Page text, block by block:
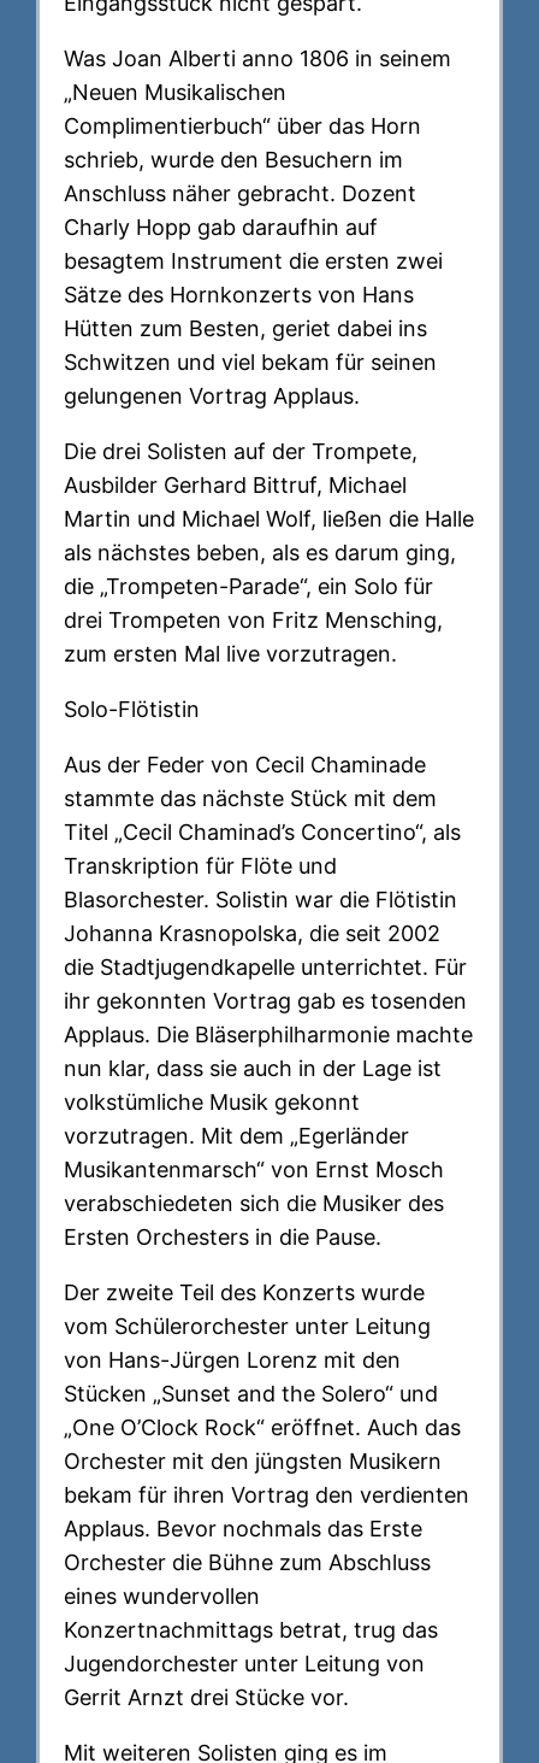
Was Joan Alberti anno 1806 in seinem
„Neuen Musikalischen
Complimentierbuch“ über das Horn
schrieb, wurde den Besuchern im
Anschluss näher gebracht. Dozent
Charly Hopp gab daraufhin auf
besagtem Instrument die ersten zwei
Sätze des Hornkonzerts von Hans
Hütten zum Besten, geriet dabei ins
Schwitzen und viel bekam für seinen
gelungenen Vortrag Applaus.
Die drei Solisten auf der Trompete,
Ausbilder Gerhard Bittruf, Michael
Martin und Michael Wolf, ließen die Halle
als nächstes beben, als es darum ging,
die „Trompeten-Parade“, ein Solo für
drei Trompeten von Fritz Mensching,
zum ersten Mal live vorzutragen.
Solo-Flötistin
Aus der Feder von Cecil Chaminade
stammte das nächste Stück mit dem
Titel „Cecil Chaminad’s Concertino“, als
Transkription für Flöte und
Blasorchester. Solistin war die Flötistin
Johanna Krasnopolska, die seit 2002
die Stadtjugendkapelle unterrichtet. Für
ihr gekonnten Vortrag gab es tosenden
Applaus. Die Bläserphilharmonie machte
nun klar, dass sie auch in der Lage ist
volkstümliche Musik gekonnt
vorzutragen. Mit dem „Egerländer
Musikantenmarsch“ von Ernst Mosch
verabschiedeten sich die Musiker des
Ersten Orchesters in die Pause.
Der zweite Teil des Konzerts wurde
vom Schülerorchester unter Leitung
von Hans-Jürgen Lorenz mit den
Stücken „Sunset and the Solero“ und
„One O’Clock Rock“ eröffnet. Auch das
Orchester mit den jüngsten Musikern
bekam für ihren Vortrag den verdienten
Applaus. Bevor nochmals das Erste
Orchester die Bühne zum Abschluss
eines wundervollen
Konzertnachmittags betrat, trug das
Jugendorchester unter Leitung von
Gerrit Arnzt drei Stücke vor.
Mit weiteren Solisten ging es im